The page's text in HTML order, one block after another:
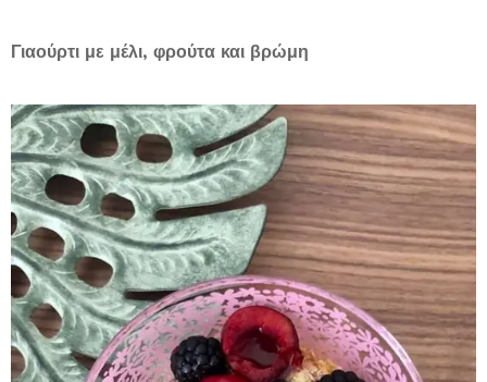
Γιαούρτι με μέλι, φρούτα και βρώμη